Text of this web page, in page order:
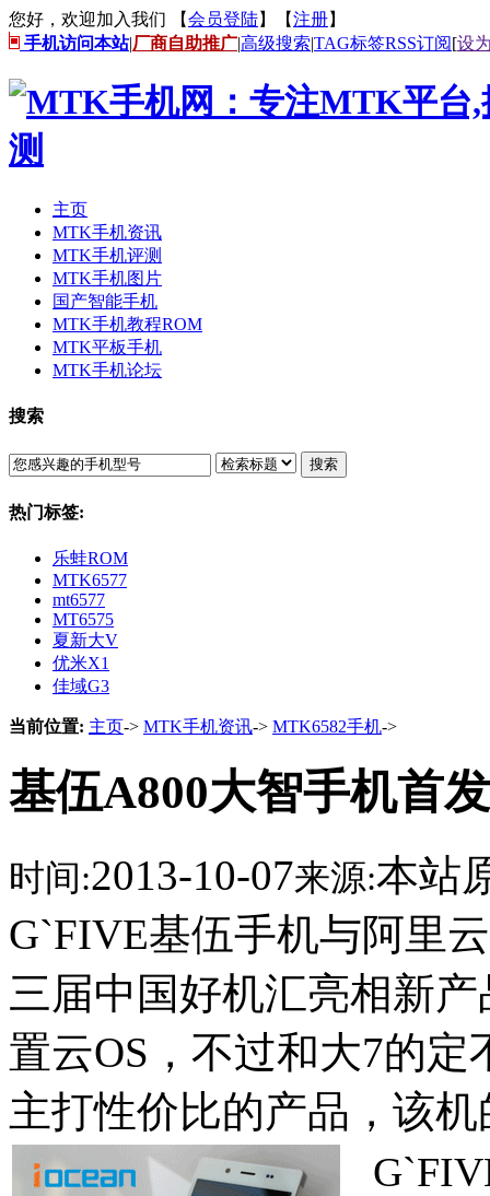
您好，欢迎加入我们 【会员登陆】【注册】
手机访问本站|厂商自助推广|高级搜索|TAG标签RSS订阅[设
主页
MTK手机资讯
MTK手机评测
MTK手机图片
国产智能手机
MTK手机教程ROM
MTK平板手机
MTK手机论坛
搜索
搜索
热门标签:
乐蛙ROM
MTK6577
mt6577
MT6575
夏新大V
优米X1
佳域G3
当前位置: 主页-> MTK手机资讯-> MTK6582手机->
基伍A800大智手机首
时间:2013-10-07来源:本站
G`FIVE基伍手机与阿里
三届中国好机汇亮相新
置云OS，不过和大7的
主打性价比的产品，该机